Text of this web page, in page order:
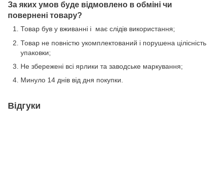
За яких умов буде відмовлено в обміні чи
повернені товару?
Товар був у вживанні і має слідів використання;
Товар не повністю укомплектований і порушена цілісність
упаковки;
Не збережені всі ярлики та заводське маркування;
Минуло 14 днів від дня покупки.
Відгуки